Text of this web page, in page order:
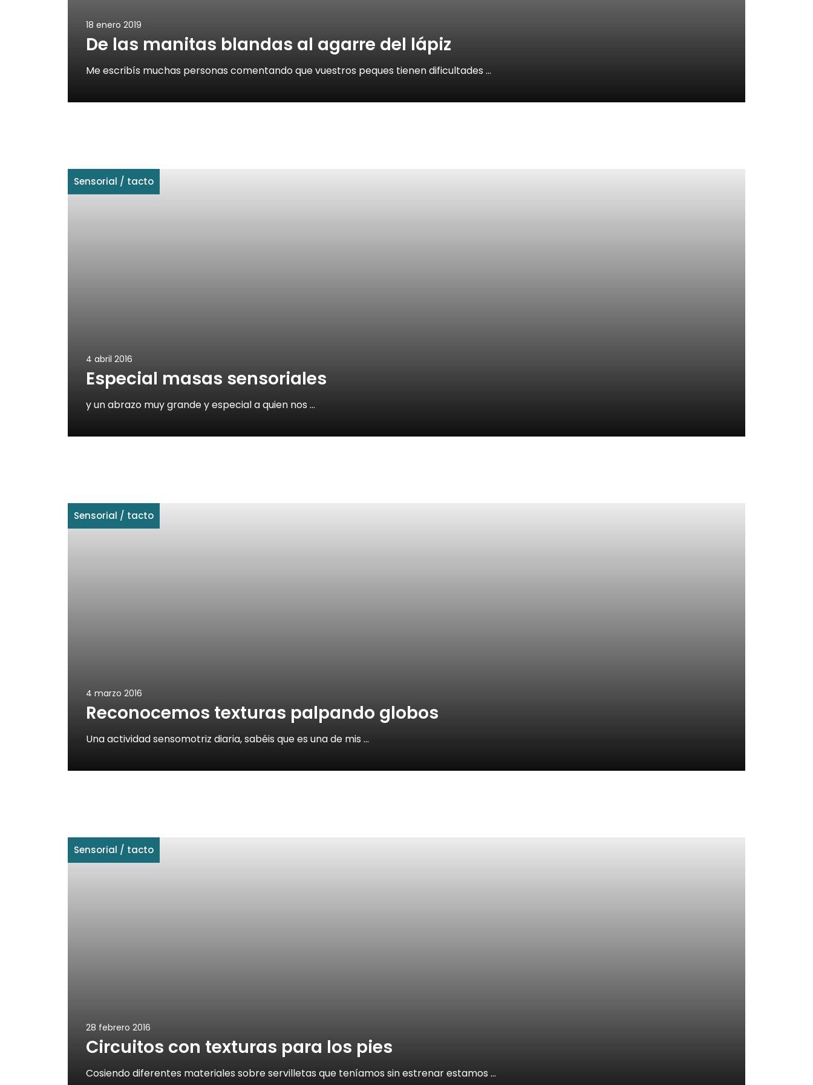
18 enero 2019
De las manitas blandas al agarre del lápiz
Me escribís muchas personas comentando que vuestros peques tienen dificultades …
Sensorial / tacto
4 abril 2016
Especial masas sensoriales
y un abrazo muy grande y especial a quien nos …
Sensorial / tacto
4 marzo 2016
Reconocemos texturas palpando globos
Una actividad sensomotriz diaria, sabéis que es una de mis …
Sensorial / tacto
28 febrero 2016
Circuitos con texturas para los pies
Cosiendo diferentes materiales sobre servilletas que teníamos sin estrenar estamos …